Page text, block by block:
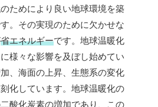
ためにより良い地球環境を築
。その実現のために欠かせな
省エネルギーです。地球温暖化
様々な影響を及ぼし始めてい
、海面の上昇、生態系の変化
化しています。地球温暖化の
酸化炭素の増加であり、この